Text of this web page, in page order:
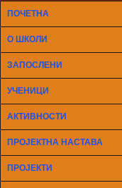
ПОЧЕТНА
О ШКОЛИ
ЗАПОСЛЕНИ
УЧЕНИЦИ
АКТИВНОСТИ
ПРОЈЕКТНА НАСТАВА
ПРОЈЕКТИ